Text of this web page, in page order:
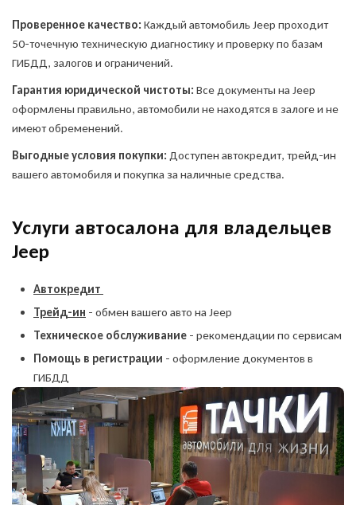
Проверенное качество: Каждый автомобиль Jeep проходит
50-точечную техническую диагностику и проверку по базам
ГИБДД, залогов и ограничений.
Гарантия юридической чистоты: Все документы на Jeep
оформлены правильно, автомобили не находятся в залоге и не
имеют обременений.
Выгодные условия покупки: Доступен автокредит, трейд-ин
вашего автомобиля и покупка за наличные средства.
Услуги автосалона для владельцев
Jeep
Автокредит
Трейд-ин - обмен вашего авто на Jeep
Техническое обслуживание - рекомендации по сервисам
Помощь в регистрации - оформление документов в
ГИБДД